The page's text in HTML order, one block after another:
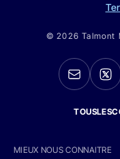
© 2026 Talmont
MIEUX NOUS CONNAITRE